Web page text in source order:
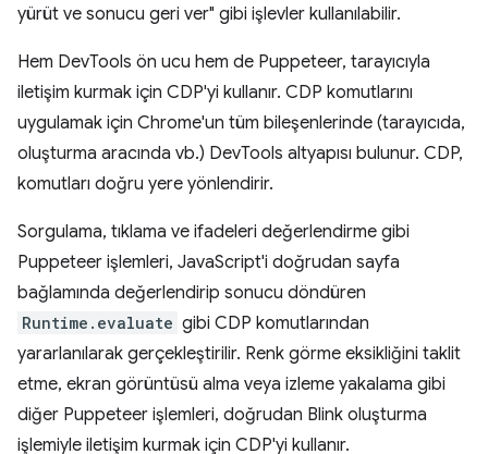
yürüt ve sonucu geri ver" gibi işlevler kullanılabilir.
Hem DevTools ön ucu hem de Puppeteer, tarayıcıyla
iletişim kurmak için CDP'yi kullanır. CDP komutlarını
uygulamak için Chrome'un tüm bileşenlerinde (tarayıcıda,
oluşturma aracında vb.) DevTools altyapısı bulunur. CDP,
komutları doğru yere yönlendirir.
Sorgulama, tıklama ve ifadeleri değerlendirme gibi
Puppeteer işlemleri, JavaScript'i doğrudan sayfa
bağlamında değerlendirip sonucu döndüren
Runtime.evaluate gibi CDP komutlarından
yararlanılarak gerçekleştirilir. Renk görme eksikliğini taklit
etme, ekran görüntüsü alma veya izleme yakalama gibi
diğer Puppeteer işlemleri, doğrudan Blink oluşturma
işlemiyle iletişim kurmak için CDP'yi kullanır.